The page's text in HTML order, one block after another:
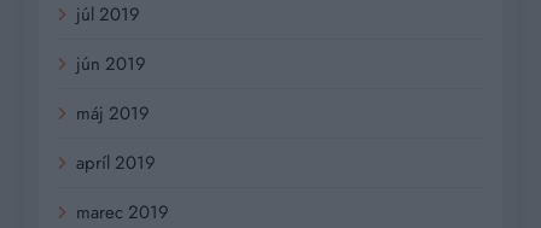
júl 2019
jún 2019
máj 2019
apríl 2019
marec 2019